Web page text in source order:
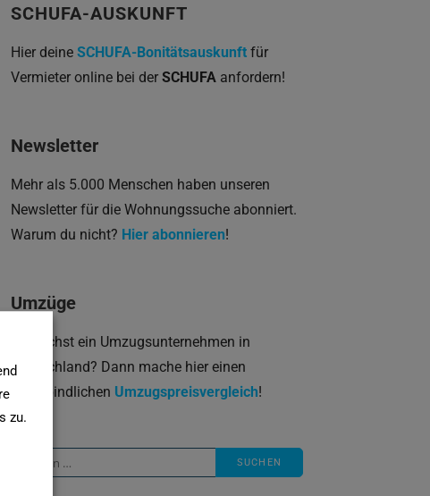
SCHUFA-AUSKUNFT
Hier deineSCHUFA-Bonitätsauskunft für
Vermieter online bei derSCHUFA anfordern!
Newsletter
Mehr als 5.000 Menschen haben unseren
Newsletter für die Wohnungssuche abonniert.
Warum du nicht? Hier abonnieren!
Umzüge
Du suchst ein Umzugsunternehmen in
Deutschland? Dann mache hier einen
unverbindlichen Umzugspreisvergleich!
zu.